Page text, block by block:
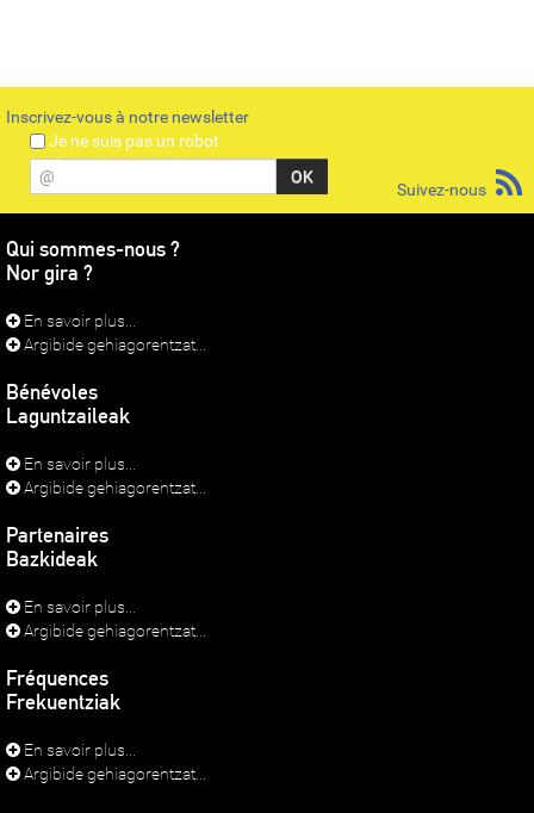
Inscrivez-vous à notre newsletter
Je ne suis pas un robot
@
Suivez-nous
Qui sommes-nous ?
Nor gira ?
En savoir plus...
Argibide gehiagorentzat...
Bénévoles
Laguntzaileak
En savoir plus...
Argibide gehiagorentzat...
Partenaires
Bazkideak
En savoir plus...
Argibide gehiagorentzat...
Fréquences
Frekuentziak
En savoir plus...
Argibide gehiagorentzat...